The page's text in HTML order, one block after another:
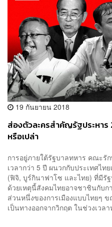
19 กันยายน 2018
ส่องตัวละครสำคัญรัฐประหา
หรือเปล่า
การอยู่ภายใต้รัฐบาลทหาร คณะรั
เวลากว่า 5 ปี ผนวกกับประเทศไท
(ฟิจิ, บูร์กินาฟาโซ และไทย) ที่มีรั
ด้วยเหตุนี้สังคมไทยอาจชาชินกับก
ส่วนหนึ่งของการเมืองแบบไทยๆ
เป็นทางออกจากวิกฤต ในช่วงเวล